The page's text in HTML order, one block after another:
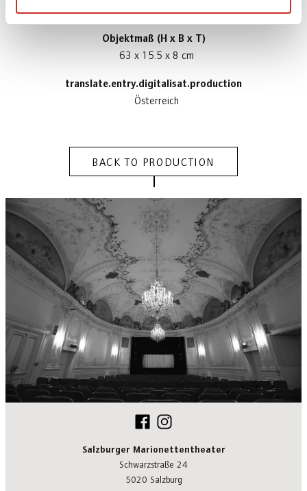
0.83 kg
Objektmaß (H x B x T)
63 x 15.5 x 8 cm
translate.entry.digitalisat.production
Österreich
BACK TO PRODUCTION
Salzburger Marionettentheater
Schwarzstraße 24
5020 Salzburg